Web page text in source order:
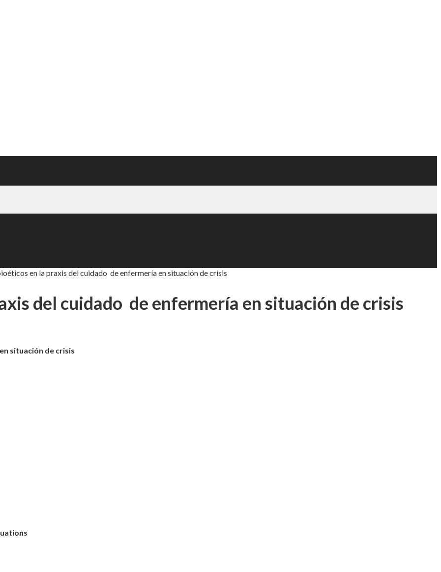
en la praxis del cuidado de enfermería en situación de crisis
del cuidado de enfermería en situación de crisis
situación de crisis